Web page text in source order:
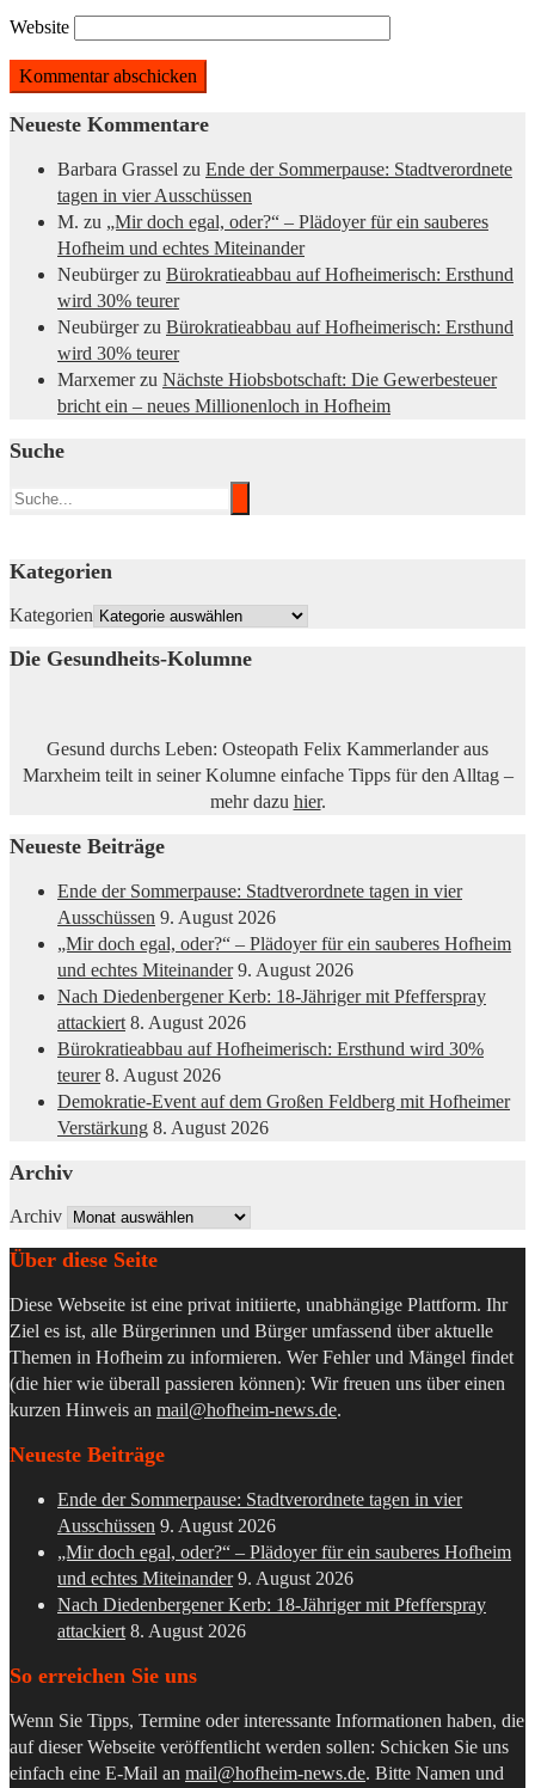
Website
Neueste Kommentare
Barbara Grassel zu Ende der Sommerpause: Stadtverordnete
tagen in vier Ausschüssen
M. zu „Mir doch egal, oder?“ – Plädoyer für ein sauberes
Hofheim und echtes Miteinander
Neubürgerzu Bürokratieabbau auf Hofheimerisch: Ersthund
wird 30% teurer
Neubürgerzu Bürokratieabbau auf Hofheimerisch: Ersthund
wird 30% teurer
Marxemerzu Nächste Hiobsbotschaft: Die Gewerbesteuer
bricht ein – neues Millionenloch in Hofheim
Suche
Kategorien
Kategorien
Die Gesundheits-Kolumne
Gesund durchs Leben: Osteopath Felix Kammerlander aus
Marxheim teilt in seiner Kolumne einfache Tipps für den Alltag –
mehr dazu hier.
Neueste Beiträge
Ende der Sommerpause: Stadtverordnete tagen in vier
Ausschüssen 9. August 2026
„Mir doch egal, oder?“ – Plädoyer für ein sauberes Hofheim
und echtes Miteinander 9. August 2026
Nach Diedenbergener Kerb: 18-Jähriger mit Pfefferspray
attackiert 8. August 2026
Bürokratieabbau auf Hofheimerisch: Ersthund wird 30%
teurer 8. August 2026
Demokratie-Event auf dem Großen Feldberg mit Hofheimer
Verstärkung 8. August 2026
Archiv
Archiv
Über diese Seite
Diese Webseite ist eine privat initiierte, unabhängige Plattform. Ihr
Ziel es ist, alle Bürgerinnen und Bürger umfassend über aktuelle
Themen in Hofheim zu informieren. Wer Fehler und Mängel findet
(die hier wie überall passieren können): Wir freuen uns über einen
kurzen Hinweis an mail@hofheim-news.de.
Neueste Beiträge
Ende der Sommerpause: Stadtverordnete tagen in vier
Ausschüssen 9. August 2026
„Mir doch egal, oder?“ – Plädoyer für ein sauberes Hofheim
und echtes Miteinander 9. August 2026
Nach Diedenbergener Kerb: 18-Jähriger mit Pfefferspray
attackiert 8. August 2026
So erreichen Sie uns
Wenn Sie Tipps, Termine oder interessante Informationen haben, die
auf dieser Webseite veröffentlicht werden sollen: Schicken Sie uns
einfach eine E-Mail an mail@hofheim-news.de. Bitte Namen und